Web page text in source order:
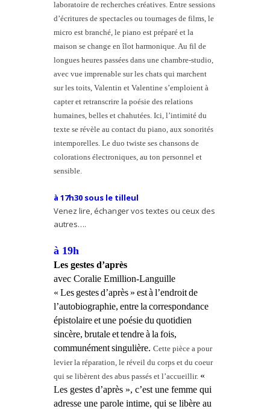
laboratoire de recherches créatives. Entre sessions
d’écritures de spectacles ou tournages de films, le
micro est branché, le piano est préparé et la
maison se change en îlot harmonique. Au fil de
longues heures passées dans une chambre-studio,
avec vue imprenable sur les chats qui marchent
sur les toits, Valentin et Valentine s’emploient à
capter et retranscrire la poésie des relations
humaines, belles et chahutées. Ici, l’intimité du
texte se révèle au contact du piano, aux sonorités
intemporelles. Le duo twiste ses chansons de
colorations électroniques, au ton personnel et
sensible.
à 17h30 sous le tilleul
Venez lire, échanger vos textes ou ceux des
autres….
à 19h
Les gestes d’après
avec Coralie Emillion-Languille
« Les gestesd’après » està l’endroitde
l’autobiographie, entrela correspondance
épistolaireetune poésiedu quotidien
sincère, brutaleettendreà la fois,
communémentsingulière. Cette pièce a pour
levier la réparation, le réveil du corps et du coeur
qui se libèrent des abus passés et l’accueillir. «
Les gestes d’après », c’est une femme qui
adresse une parole intime, qui se libère au